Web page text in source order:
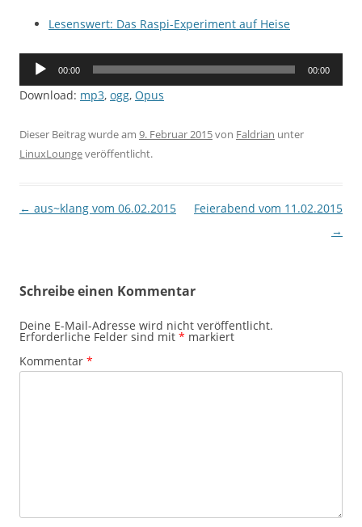
Lesenswert: Das Raspi-Experiment auf Heise
Audio-
00:00 00:00
Download: mp3, ogg, Opus
Dieser Beitrag wurde am 9. Februar 2015von Faldrian unter
LinuxLoungeveröffentlicht.
Beitragsnavigation
← aus~klang vom 06.02.2015
Feierabend vom 11.02.2015
→
Schreibe einen Kommentar
Deine E-Mail-Adresse wird nicht veröffentlicht.
Erforderliche Felder sind mit * markiert
Kommentar *